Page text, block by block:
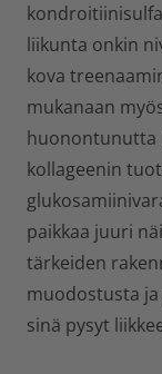
liikunta onkin
kova
mukanaan
huonontunutta
kollageenin
paikkaa juuri
tärkeiden
muodostusta
sinä pysyt